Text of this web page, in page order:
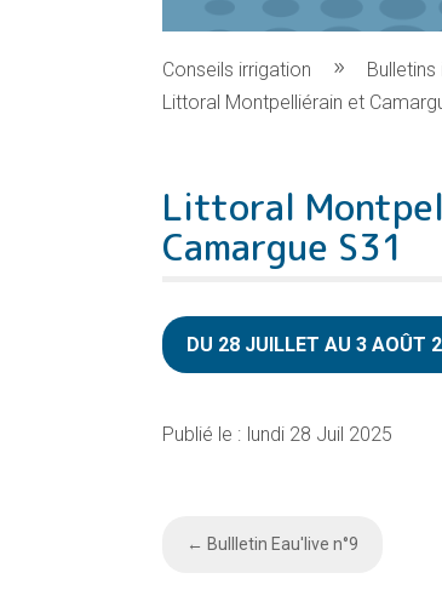
Conseils irrigation
Littoral Montpelliérain et
Littoral
Camargue S31
DU 28 JUILLET AU 3 AOÛT
lundi 28 Juil 2025
← Bullletin Eau'live n°9